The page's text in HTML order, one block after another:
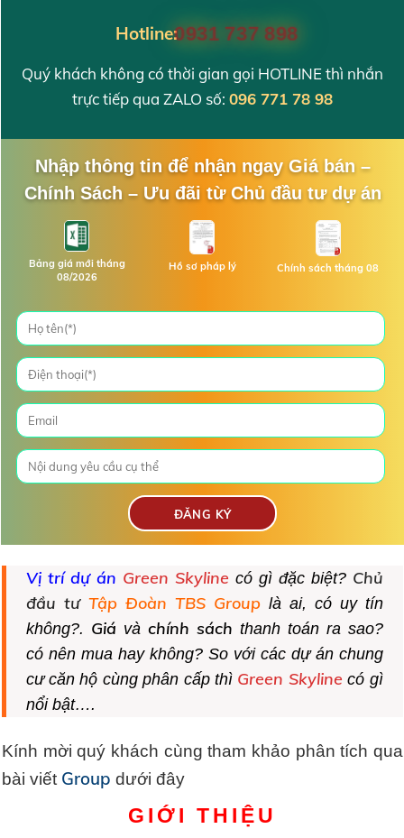
Hotline:0931 737 898
Quý khách không có thời gian gọi HOTLINE thì nhắn
trực tiếp qua ZALO số: 096 771 78 98
Nhập thông tin để nhận ngay Giá bán –
Chính Sách – Ưu đãi từ Chủ đầu tư dự án
Bảng giá mới tháng
08/2026
Hồ sơ pháp lý Chính sách tháng 08
Vị trí dự án Green Skyline có gì đặc biệt? Chủ
đầu tư Tập Đoàn TBS Grouplà ai, có uy tín
không?. Giá vàchính sách thanh toán ra sao?
có nên mua hay không? So với các dự án chung
cư căn hộ cùng phân cấp thì Green Skyline có gì
nổi bật….
Kính mời quý khách cùng tham khảo phân tích qua
bài viết Group dưới đây
GIỚI THIỆU